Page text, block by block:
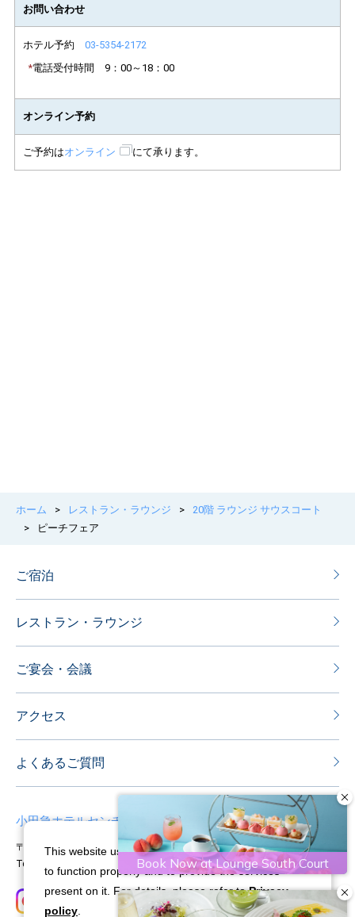
お問い合わせ
ホテル予約 03-5354-2172
電話受付時間 9：00～18：00
オンライン予約
ご予約はオンライン にて承ります。
ホーム > レストラン・ラウンジ >
20階 ラウンジ サウスコート
>
ピーチフェア
ご宿泊
レストラン・ラウンジ
ご宴会・会議
アクセス
よくあるご質問
小田急ホテルセンチュリーサザンタワー
〒151-8583 東京都渋谷区代々木2-2-1
Tel：03-5354-0111
Fax：03-5354-0100
This website uses cookies and similar technologies
to function properly and to provide the services
present on it. For details, please refer toPrivacy
policy